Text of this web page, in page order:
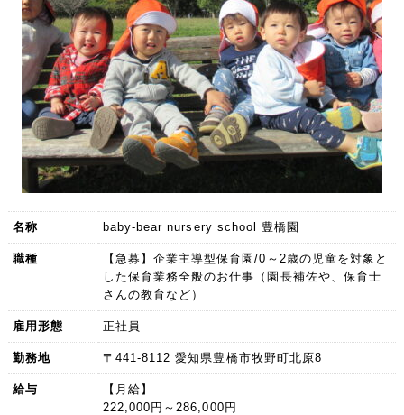
名称 baby-bear nursery school 豊橋園
職種
【急募】企業主導型保育園/0～2歳の児童を対象と
した保育業務全般のお仕事（園長補佐や、保育士
さんの教育など）
雇用形態 正社員
勤務地 〒441-8112 愛知県豊橋市牧野町北原8
給与
【月給】
222,000円～286,000円